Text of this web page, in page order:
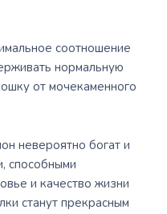
соотношение
нормальную
от мочекаменного
невероятно богат и
способными
и качество жизни
станут прекрасным